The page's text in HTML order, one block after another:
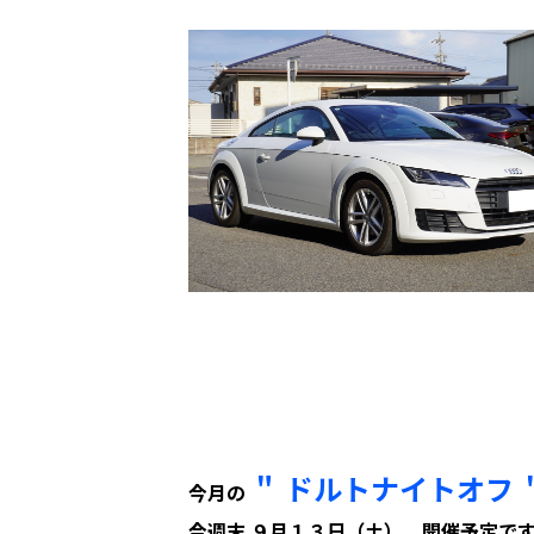
今月の ＂ ドルトナイトオフ